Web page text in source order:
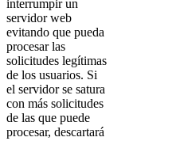
interrumpir un
servidor web
evitando que pueda
procesar las
solicitudes legítimas
de los usuarios. Si
el servidor se satura
con más solicitudes
de las que puede
procesar, descartará